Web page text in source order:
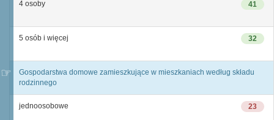
41
4 osoby
32
5 osób i więcej
Gospodarstwa domowe zamieszkujące w mieszkaniach według składu
rodzinnego
23
jednoosobowe